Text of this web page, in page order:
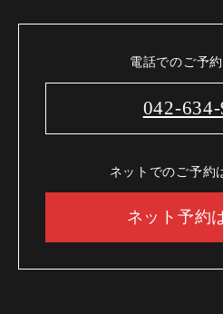
電話でのご予
042-
ネットでのご予約
ネット予約